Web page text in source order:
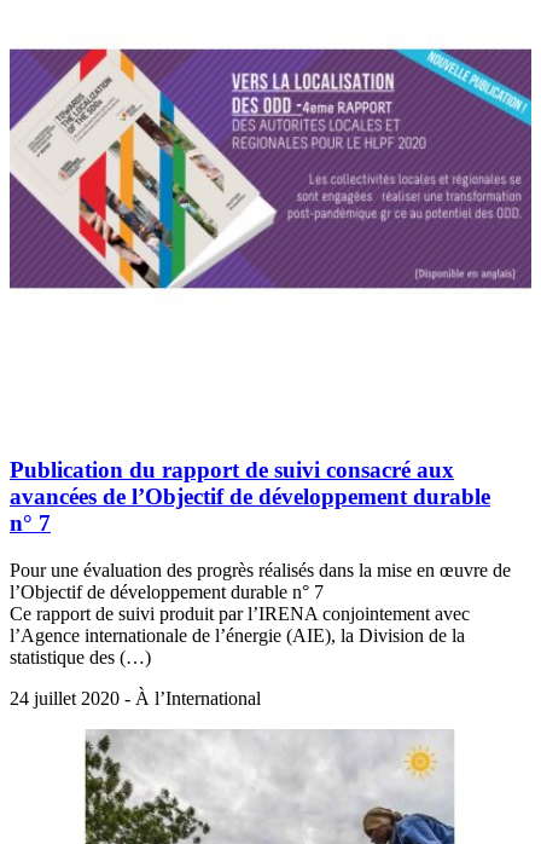
Publication du rapport de suivi consacré aux
avancées de l’Objectif de développement durable
n° 7
Pour une évaluation des progrès réalisés dans la mise en œuvre de
l’Objectif de développement durable n° 7
Ce rapport de suivi produit par l’IRENA conjointement avec
l’Agence internationale de l’énergie (AIE), la Division de la
statistique des (…)
24 juillet 2020 - À l’International